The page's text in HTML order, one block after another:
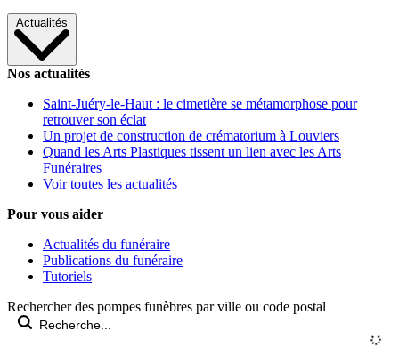
Actualités
Nos actualités
Saint-Juéry-le-Haut : le cimetière se métamorphose pour
retrouver son éclat
Un projet de construction de crématorium à Louviers
Quand les Arts Plastiques tissent un lien avec les Arts
Funéraires
Voir toutes les actualités
Pour vous aider
Actualités du funéraire
Publications du funéraire
Tutoriels
Rechercher des pompes funèbres par ville ou code postal